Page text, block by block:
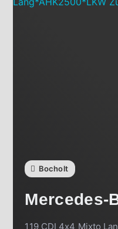
Bocholt
Mercedes-
119 CDI 4x4 Mixto